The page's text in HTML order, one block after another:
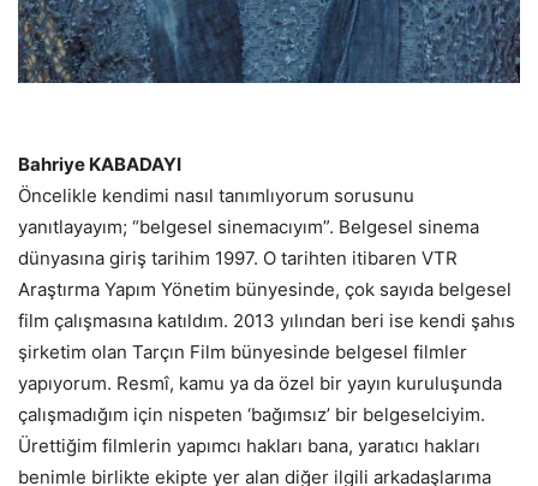
Bahriye KABADAYI
Öncelikle kendimi nasıl tanımlıyorum sorusunu
yanıtlayayım; “belgesel sinemacıyım”. Belgesel sinema
dünyasına giriş tarihim 1997. O tarihten itibaren VTR
Araştırma Yapım Yönetim bünyesinde, çok sayıda belgesel
film çalışmasına katıldım. 2013 yılından beri ise kendi şahıs
şirketim olan Tarçın Film bünyesinde belgesel filmler
yapıyorum. Resmî, kamu ya da özel bir yayın kuruluşunda
çalışmadığım için nispeten ‘bağımsız’ bir belgeselciyim.
Ürettiğim filmlerin yapımcı hakları bana, yaratıcı hakları
benimle birlikte ekipte yer alan diğer ilgili arkadaşlarıma